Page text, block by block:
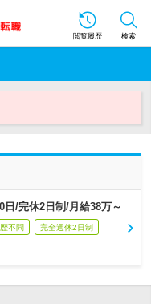
閲覧履歴 検索
/完休2日制/月給38万～
不問 完全週休2日制